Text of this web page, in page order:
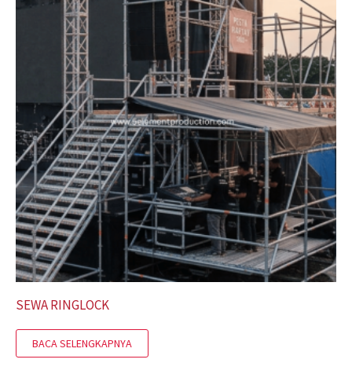
SEWA RINGLOCK
BACA SELENGKAPNYA